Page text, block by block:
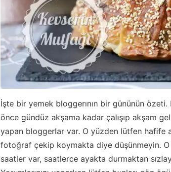
İşte bir yemek bloggerının bir gününün
önce gündüz akşama kadar çalışıp akşam
yapan bloggerlar var. O yüzden lütfen hafife
fotoğraf çekip koymakta diye düşünmeyin.
saatler var, saatlerce ayakta durmaktan